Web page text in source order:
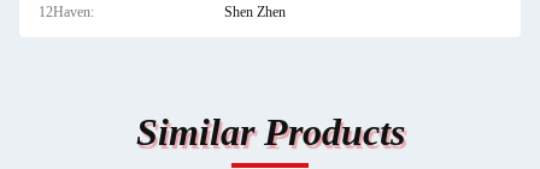
12Haven: Shen Zhen
Similar Products